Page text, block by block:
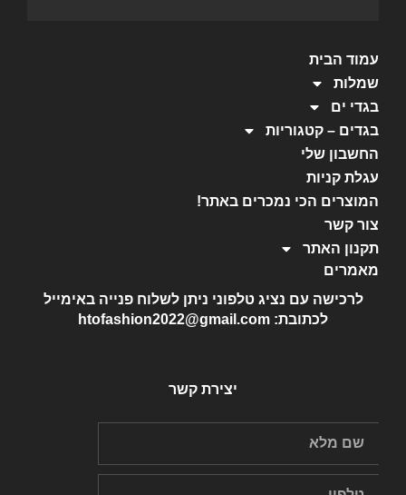
עמוד הבית
שמלות
בגדי ים
בגדים – קטגוריות
החשבון שלי
עגלת קניות
המוצרים הכי נמכרים באתר!
צור קשר
תקנון האתר
מאמרים
לרכישה עם נציג טלפוני ניתן לשלוח פנייה באימייל
לכתובת: htofashion2022@gmail.com
יצירת קשר